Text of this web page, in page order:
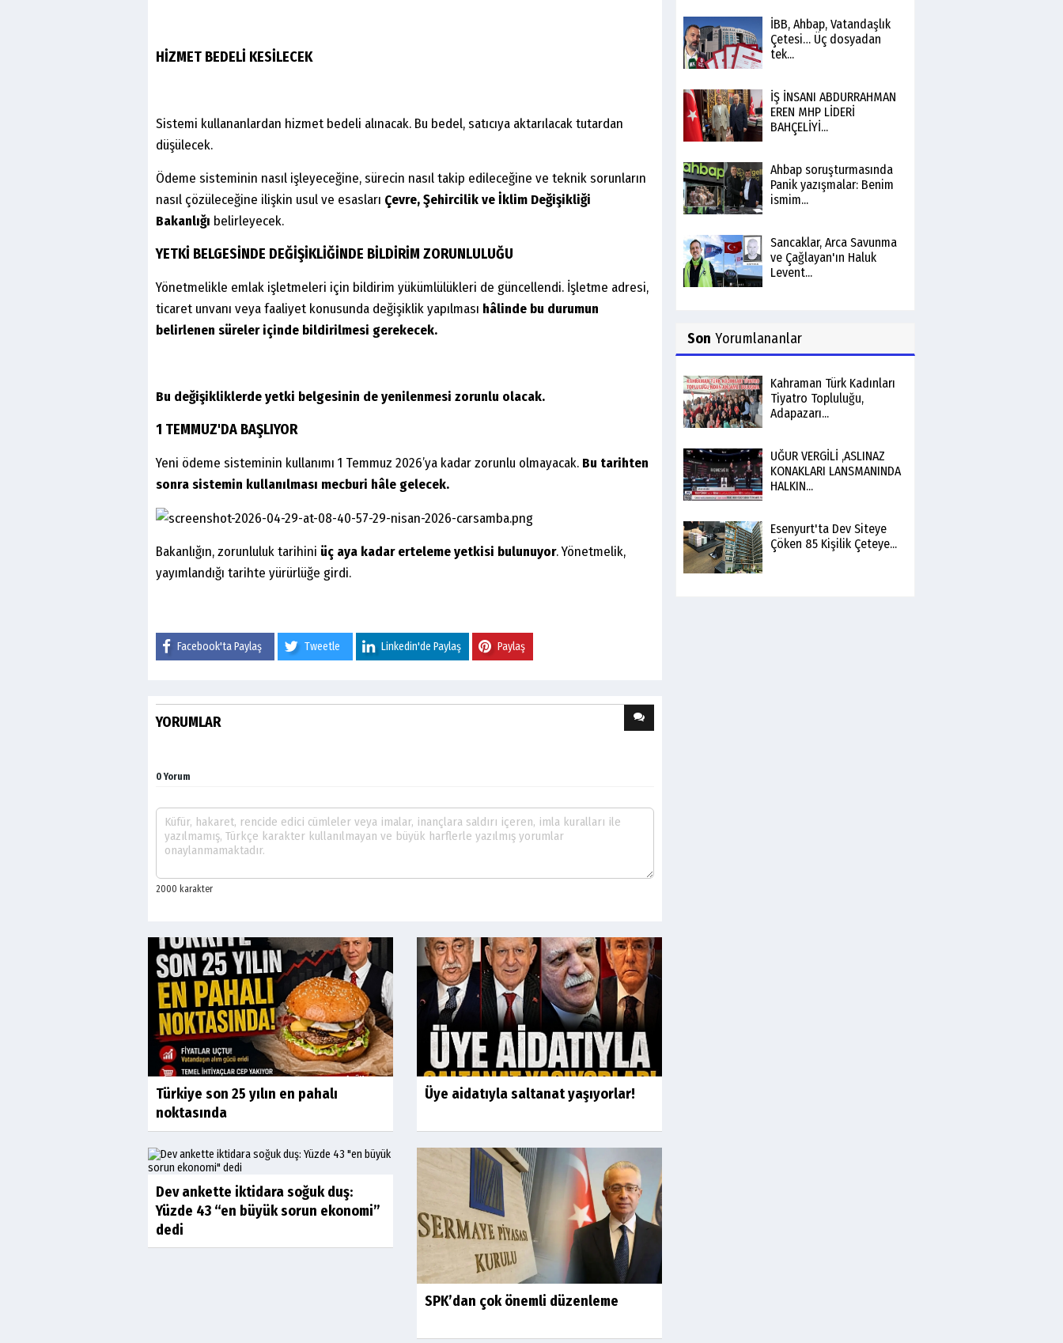
HİZMET BEDELİ KESİLECEK
Sistemi kullananlardan hizmet bedeli alınacak. Bu bedel, satıcıya aktarılacak tutardan
düşülecek.
Ödeme sisteminin nasıl işleyeceğine, sürecin nasıl takip edileceğine ve teknik sorunların
nasıl çözüleceğine ilişkin usul ve esasları Çevre, Şehircilik ve İklim Değişikliği
Bakanlığı belirleyecek.
YETKİ BELGESİNDE DEĞİŞİKLİĞİNDE BİLDİRİM ZORUNLULUĞU
Yönetmelikle emlak işletmeleri için bildirim yükümlülükleri de güncellendi. İşletme adresi,
ticaret unvanı veya faaliyet konusunda değişiklik yapılması hâlinde bu durumun
belirlenen süreler içinde bildirilmesi gerekecek.
Bu değişikliklerde yetki belgesinin de yenilenmesi zorunlu olacak.
1 TEMMUZ'DA BAŞLIYOR
Yeni ödeme sisteminin kullanımı 1 Temmuz 2026’ya kadar zorunlu olmayacak. Bu tarihten
sonra sistemin kullanılması mecburi hâle gelecek.
Bakanlığın, zorunluluk tarihini üç aya kadar erteleme yetkisi bulunuyor. Yönetmelik,
yayımlandığı tarihte yürürlüğe girdi.
Facebook'ta Paylaş Tweetle Linkedin'de Paylaş Paylaş
YORUMLAR
0 Yorum
Türkiye son 25 yılın en pahalı
noktasında
Üye aidatıyla saltanat yaşıyorlar!
Dev ankette iktidara soğuk duş:
Yüzde 43 “en büyük sorun ekonomi”
dedi
SPK’dan çok önemli düzenleme
İBB, Ahbap, Vatandaşlık
Çetesi… Üç dosyadan
tek...
İŞ İNSANI ABDURRAHMAN
EREN MHP LİDERİ
BAHÇELİYİ...
Ahbap soruşturmasında
Panik yazışmalar: Benim
ismim...
Sancaklar, Arca Savunma
ve Çağlayan'ın Haluk
Levent...
Son Yorumlananlar
Kahraman Türk Kadınları
Tiyatro Topluluğu,
Adapazarı...
UĞUR VERGİLİ ,ASLINAZ
KONAKLARI LANSMANINDA
HALKIN...
Esenyurt'ta Dev Siteye
Çöken 85 Kişilik Çeteye...